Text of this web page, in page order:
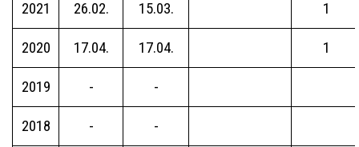
2021 26.02. 15.03. 1
2020 17.04. 17.04. 1
2019 - -
2018 - -